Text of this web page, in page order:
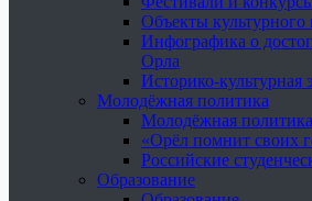
Объекты культурного
Инфографика о
Орла
Историко-культурная
Молодёжная политика
Молодёжная политика
«Орёл помнит своих
Российские
Образование